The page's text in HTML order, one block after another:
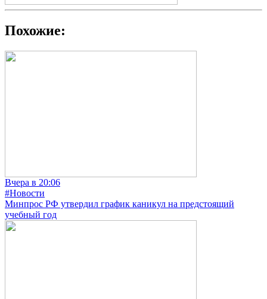
Похожие:
Вчера в 20:06
#Новости
Минпрос РФ утвердил график каникул на предстоящий
учебный год